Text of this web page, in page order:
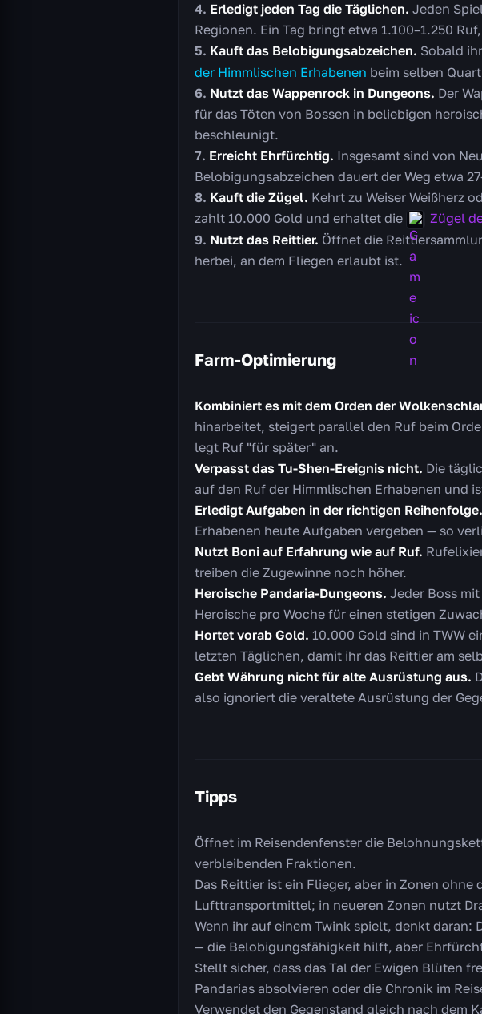
Erledigt jeden Tag die Täglichen. Jeden
Regionen. Ein Tag bringt etwa 1.100–1.250
Kauft das Belobigungsabzeichen. Sobald
der Himmlischen Erhabenen beim selben
Nutzt das Wappenrock in Dungeons. Der
für das Töten von Bossen in beliebigen
beschleunigt.
Erreicht Ehrfürchtig. Insgesamt sind von
Belobigungsabzeichen dauert der Weg etwa
Kauft die Zügel. Kehrt zu Weiser Weißherz
zahlt 10.000 Gold und erhaltet die
Zügel
Nutzt das Reittier. Öffnet die
herbei, an dem Fliegen erlaubt ist.
Farm-Optimierung
Kombiniert es mit dem Orden der
hinarbeitet, steigert parallel den Ruf beim
legt Ruf "für später" an.
Verpasst das Tu-Shen-Ereignis nicht. Die
auf den Ruf der Himmlischen Erhabenen und
Erledigt Aufgaben in der richtigen Reihenfolge.
Erhabenen heute Aufgaben vergeben — so
Nutzt Boni auf Erfahrung wie auf Ruf.
treiben die Zugewinne noch höher.
Heroische Pandaria-Dungeons. Jeder Boss
Heroische pro Woche für einen stetigen
Hortet vorab Gold. 10.000 Gold sind in TWW
letzten Täglichen, damit ihr das Reittier am
Gebt Währung nicht für alte Ausrüstung aus.
also ignoriert die veraltete Ausrüstung der
Tipps
Öffnet im Reisendenfenster die
verbleibenden Fraktionen.
Das Reittier ist ein Flieger, aber in Zonen
Lufttransportmittel; in neueren Zonen nutzt
Wenn ihr auf einem Twink spielt, denkt
— die Belobigungsfähigkeit hilft, aber
Stellt sicher, dass das Tal der Ewigen Blüten
Pandarias absolvieren oder die Chronik im
Verwendet den Gegenstand gleich nach dem